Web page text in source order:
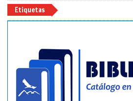
Etiquetas